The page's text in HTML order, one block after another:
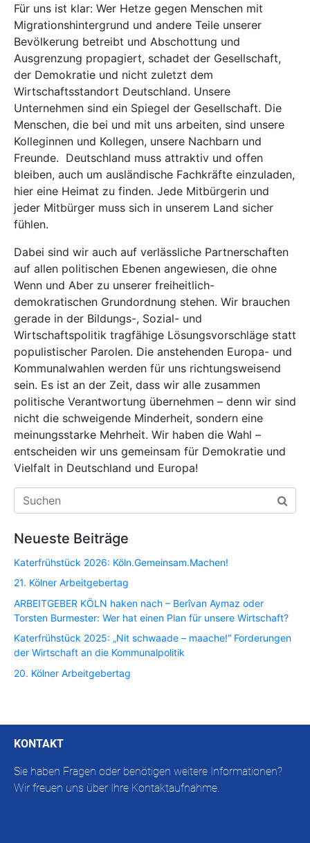
Für uns ist klar: Wer Hetze gegen Menschen mit
Migrationshintergrund und andere Teile unserer
Bevölkerung betreibt und Abschottung und
Ausgrenzung propagiert, schadet der Gesellschaft,
der Demokratie und nicht zuletzt dem
Wirtschaftsstandort Deutschland. Unsere
Unternehmen sind ein Spiegel der Gesellschaft. Die
Menschen, die bei und mit uns arbeiten, sind unsere
Kolleginnen und Kollegen, unsere Nachbarn und
Freunde. Deutschland muss attraktiv und offen
bleiben, auch um ausländische Fachkräfte einzuladen,
hier eine Heimat zu finden. Jede Mitbürgerin und
jeder Mitbürger muss sich in unserem Land sicher
fühlen.
Dabei sind wir auch auf verlässliche Partnerschaften
auf allen politischen Ebenen angewiesen, die ohne
Wenn und Aber zu unserer freiheitlich-
demokratischen Grundordnung stehen. Wir brauchen
gerade in der Bildungs-, Sozial- und
Wirtschaftspolitik tragfähige Lösungsvorschläge statt
populistischer Parolen. Die anstehenden Europa- und
Kommunalwahlen werden für uns richtungsweisend
sein. Es ist an der Zeit, dass wir alle zusammen
politische Verantwortung übernehmen – denn wir sind
nicht die schweigende Minderheit, sondern eine
meinungsstarke Mehrheit. Wir haben die Wahl –
entscheiden wir uns gemeinsam für Demokratie und
Vielfalt in Deutschland und Europa!
Neueste Beiträge
Katerfrühstück 2026: Köln.Gemeinsam.Machen!
21. Kölner Arbeitgebertag
ARBEITGEBER KÖLN haken nach – Berîvan Aymaz oder
Torsten Burmester: Wer hat einen Plan für unsere Wirtschaft?
Katerfrühstück 2025: „Nit schwaade – maache!“ Forderungen
der Wirtschaft an die Kommunalpolitik
20. Kölner Arbeitgebertag
KONTAKT
Sie haben Fragen oder benötigen weitere Informationen?
Wir freuen uns über Ihre Kontaktaufnahme.